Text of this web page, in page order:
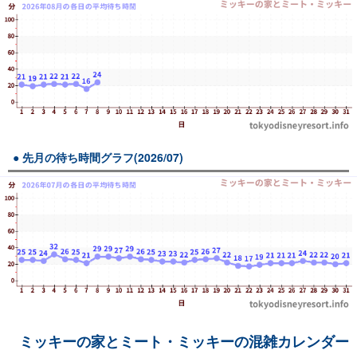
先月の待ち時間グラフ(2026/07)
ミッキーの家とミート・ミッキーの混雑カレンダー